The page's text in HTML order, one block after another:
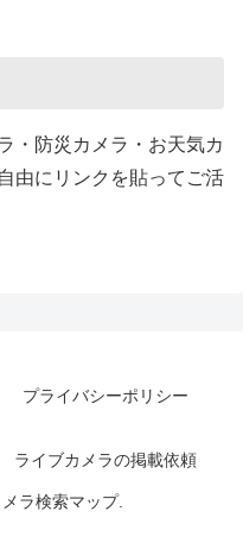
・防災カメラ・お天気カ
由にリンクを貼ってご活
プライバシーポリシー
ライブカメラの掲載依頼
ラ検索マップ.